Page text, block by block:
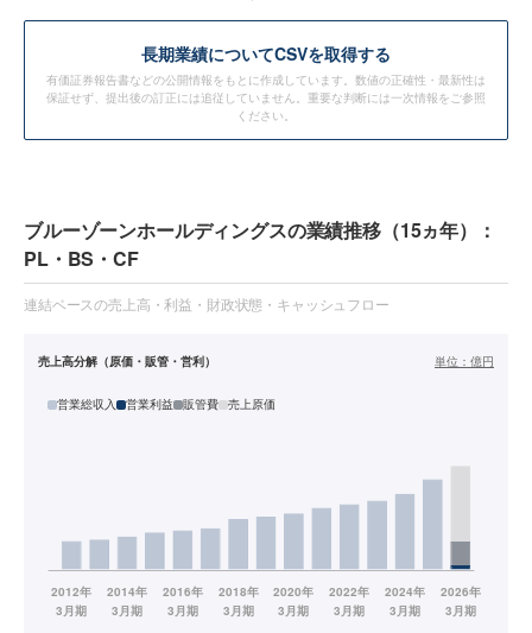
長期業績についてCSVを取得する
有価証券報告書などの公開情報をもとに作成しています。数値の正確性・最新性は
保証せず、提出後の訂正には追従していません。重要な判断には一次情報をご参照
ください。
ブルーゾーンホールディングスの業績推移（15ヵ年）：
PL・BS・CF
連結ベースの売上高・利益・財政状態・キャッシュフロー
売上高分解（原価・販管・営利） 単位： 億円
営業総収入 営業利益 販管費 売上原価